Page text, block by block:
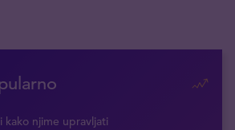
kako njime upravljati